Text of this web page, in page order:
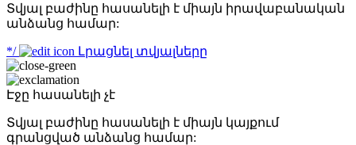
Տվյալ բաժինը հասանելի է միայն իրավաբանական
անձանց համար:
*/ Լրացնել տվյալները
Էջը հասանելի չէ
Տվյալ բաժինը հասանելի է միայն կայքում
գրանցված անձանց համար: